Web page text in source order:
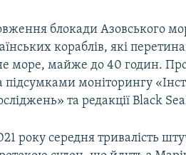
блокади Азовського
кораблів, які
море, майже до 40 годин. Про
підсумками моніторингу
та редакції Black
року середня тривалість